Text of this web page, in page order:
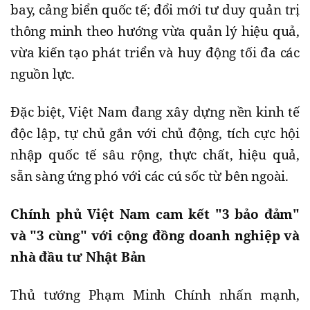
bay, cảng biển quốc tế; đổi mới tư duy quản trị
thông minh theo hướng vừa quản lý hiệu quả,
vừa kiến tạo phát triển và huy động tối đa các
nguồn lực.
Đặc biệt, Việt Nam đang xây dựng nền kinh tế
độc lập, tự chủ gắn với chủ động, tích cực hội
nhập quốc tế sâu rộng, thực chất, hiệu quả,
sẵn sàng ứng phó với các cú sốc từ bên ngoài.
Chính phủ Việt Nam cam kết "3 bảo đảm"
và "3 cùng" với cộng đồng doanh nghiệp và
nhà đầu tư Nhật Bản
Thủ tướng Phạm Minh Chính nhấn mạnh,